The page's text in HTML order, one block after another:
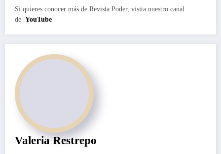
Si quieres conocer más de Revista Poder, visita nuestro canal
de YouTube
Valeria Restrepo